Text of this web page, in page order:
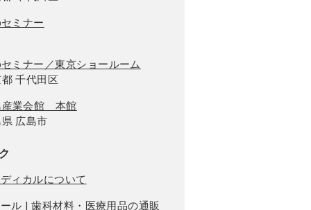
ミナー
ミナー／東京ショールーム
千代田区
産業会館 本館
広島市
ィカルについて
ル | 歯科材料・医療用品の通販